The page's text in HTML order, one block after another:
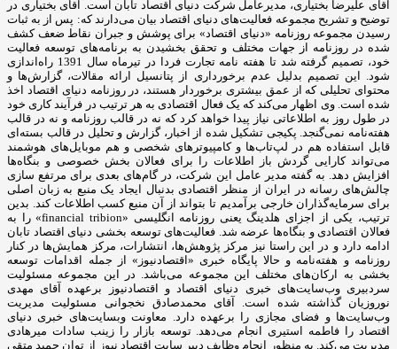
آقای علیرضا بختیاری، مدیرعامل شرکت دنیای اقتصاد تابان است. آقای بختیاری در
توضیح و تشریح مجموعه فعالیت‌های دنیای اقتصاد بیان می‌دارند که: پس از به ثبات
رسیدن مجموعه روزنامه «دنیای اقتصاد» برای پوشش و جبران نقاط ضعف کشف
شده در روزنامه از جهات مختلف و تحقق بخشیدن به برنامه‌های توسعه فعالیت
خود، تصمیم گرفته شد تا هفته نامه تجارت فردا در تیرماه سال 1391 راه‌اندازی
شود. این تصمیم بدلیل عدم برخورداری از پتانسیل ارائه مقالات، گزارش‌ها و
محتوای تحلیلی که از عمق بیشتری برخوردار هستند، در روزنامه دنیای اقتصاد اخذ
شده است. وی اظهار می‌کند که یک فعال اقتصادی به هر ترتیب در فرآیند کاری خود
در طول روز به اطلاعاتی نیاز پیدا خواهد کرد که نه در قالب روزنامه و نه در قالب
هفته‌نامه نمی‌گنجد. پکیجی تشکیل شده از اخبار، گزارش و تحلیل در قالب بسته‌ای
قابل استفاده هم در لپ‌تاب‌ها و کامپیوترهای شخصی و هم موبایل‌های هوشمند
می‌تواند کارایی گردش باز اطلاعات را برای فعالان بخش خصوصی و بنگاه‌ها
افزایش دهد. به گفته مدیر عامل این شرکت، در گام‌های بعدی برای مرتفع سازی
چالش‌های رسانه در ایران از منظر اقتصادی بدنبال ایجاد یک منبع به زبان اصلی
برای سرمایه‌گذاران خارجی برآمدیم تا بتواند از آن منبع کسب اطلاعات کند. بدین
ترتیب، یکی از اجزای هلدینگ یعنی روزنامه انگلیسی «financial tribion» را به
فعالان اقتصادی و بنگاه‌ها عرضه شد. فعالیت‌های توسعه بخشی دنیای اقتصاد تابان
ادامه دارد و در این راستا نیز مرکز پژوهش‌ها، انتشارات، مرکز همایش‌ها در کنار
روزنامه و هفته‌نامه و حالا پایگاه خبری «اقتصادنیوز» از جمله اقدامات توسعه
بخشی به ارکان‌های مختلف این مجموعه می‌باشد. در این مجموعه مسئولیت
سردبیری وب‌سایت‌های خبری دنیای اقتصاد و اقتصادنیوز برعهده آقای مهدی
نوروزیان گذاشته شده است. آقای محمدصادق نخجوانی مسئولیت مدیریت
وب‌سایت‌ها و فضای مجازی را برعهده دارد. معاونت وبسایت‌های خبری دنیای
اقتصاد را فاطمه استیری انجام می‌دهد. توسعه بازار را زینب سادات میرهادی
مدیریت می‌کند. به منظور انجام وظایف دبیر سایت اقتصاد نیوز از توان حمید متقی